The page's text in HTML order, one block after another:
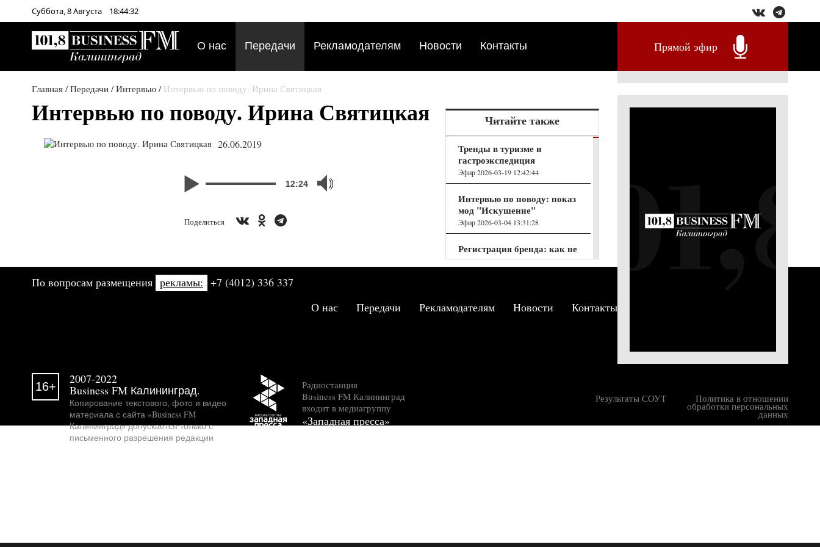
Суббота,8Августа 18:44:32
О нас Передачи Рекламодателям Новости Контакты Прямой эфир
Главная /Передачи /Интервью / Интервью по поводу. Ирина Святицкая
Читайте также
Тренды в туризме и
гастроэкспедиция
Эфир 2026-03-19 12:42:44
Интервью по поводу: показ
мод "Искушение"
Эфир 2026-03-04 13:31:28
Регистрация бренда: как не
получить отказ от
Роспатента и не потерять
знак: как спасти бренд от
Интервью по поводу. Ирина Святицкая
26.06.2019
12:24
Поделиться
По вопросам размещения рекламы: +7 (4012) 336 337
О нас
Передачи Рекламодателям Новости Контакты
16+
2007-2022
Business FM Калининград.
Копирование текстового, фото и видео
материала с сайта «Business FM
Калининград» допускается только с
письменного разрешения редакции
Радиостанция
Business FM Калининград
входит в медиагруппу
«Западная пресса»
Политика в отношении
обработки персональных
данных
Результаты СОУТ